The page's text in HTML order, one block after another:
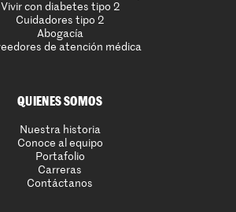
Vivir con diabetes tipo 2
Cuidadores tipo 2
Abogacía
de atención médica
QUIENES SOMOS
Nuestra historia
Conoce al equipo
Portafolio
Carreras
Contáctanos